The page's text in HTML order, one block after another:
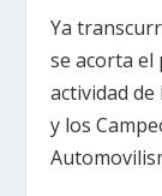
Ya
se acorta el
actividad
y los